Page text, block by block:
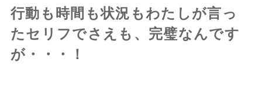
行動も時間も状況もわたしが言っ
たセリフでさえも、完璧なんです
が・・・！